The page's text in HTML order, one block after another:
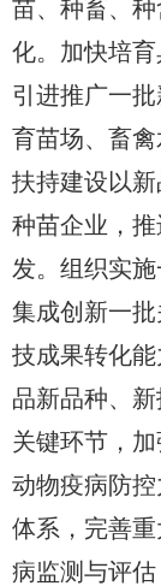
苗、种畜、
化。加快培
引进推广一
育苗场、畜
扶持建设以
种苗企业，
发。组织实施
集成创新一
技成果转化
品新品种、
关键环节，
动物疫病防
体系，完善
病监测与评